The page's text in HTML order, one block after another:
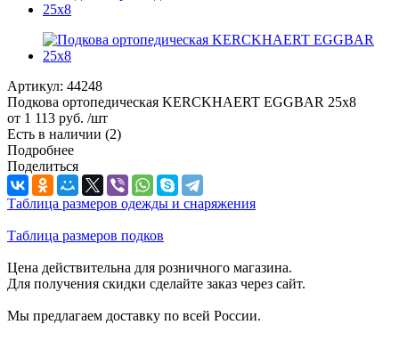
Артикул: 44248
Подкова ортопедическая KERCKHAERT EGGBAR 25x8
от 1 113 руб. /шт
Есть в наличии (2)
Подробнее
Поделиться
Таблица размеров одежды и снаряжения
Таблица размеров подков
Цена действительна для розничного магазина.
Для получения скидки сделайте заказ через сайт.
Мы предлагаем доставку по всей России.